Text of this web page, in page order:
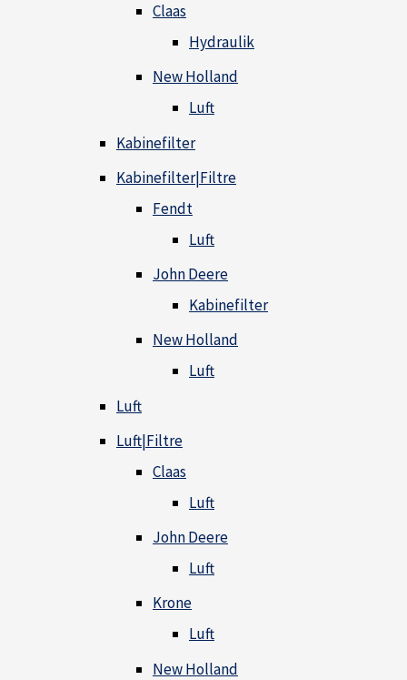
Claas
Hydraulik
New Holland
Luft
Kabinefilter
Kabinefilter|Filtre
Fendt
Luft
John Deere
Kabinefilter
New Holland
Luft
Luft
Luft|Filtre
Claas
Luft
John Deere
Luft
Krone
Luft
New Holland